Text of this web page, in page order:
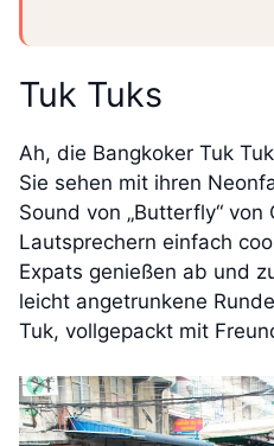
Tuk Tuks
Ah, die Bangkoker Tuk
Sie sehen mit ihren
Sound von „Butterfly“
Lautsprechern einfach
Expats genießen ab und
leicht angetrunkene
Tuk, vollgepackt mit